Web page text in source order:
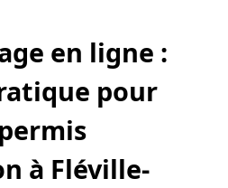
en ligne :
pour
à Fléville-